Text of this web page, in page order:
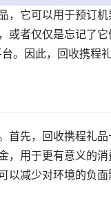
，它可以用于预订
或者仅仅是忘记了
。因此，回收携程
首先，回收携程礼
，用于更有意义的
以减少对环境的负面